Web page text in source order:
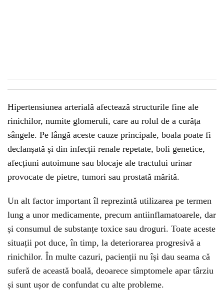
Hipertensiunea arterială afectează structurile fine ale
rinichilor, numite glomeruli, care au rolul de a curăța
sângele. Pe lângă aceste cauze principale, boala poate fi
declanșată și din infecții renale repetate, boli genetice,
afecțiuni autoimune sau blocaje ale tractului urinar
provocate de pietre, tumori sau prostată mărită.
Un alt factor important îl reprezintă utilizarea pe termen
lung a unor medicamente, precum antiinflamatoarele, dar
și consumul de substanțe toxice sau droguri. Toate aceste
situații pot duce, în timp, la deteriorarea progresivă a
rinichilor. În multe cazuri, pacienții nu își dau seama că
suferă de această boală, deoarece simptomele apar târziu
și sunt ușor de confundat cu alte probleme.